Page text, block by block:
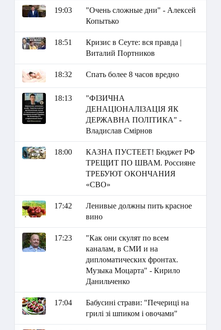
19:03
"Очень сложные дни" - Алексей
Копытько
18:51
Кризис в Сеуте: вся правда |
Виталий Портников
18:32 Спать более 8 часов вредно
18:13
"ФІЗИЧНА
ДЕНАЦІОНАЛІЗАЦІЯ ЯК
ДЕРЖАВНА ПОЛІТИКА" -
Владислав Смірнов
18:00
КАЗНА ПУСТЕЕТ! Бюджет РФ
ТРЕЩИТ ПО ШВАМ. Россияне
ТРЕБУЮТ ОКОНЧАНИЯ
«СВО»
17:42
Ленивые должны пить красное
вино
17:23
"Как они скулят по всем
каналам, в СМИ и на
дипломатических фронтах.
Музыка Моцарта" - Кирило
Данильченко
17:04
Бабусині страви: "Печериці на
грилі зі шпиком і овочами"